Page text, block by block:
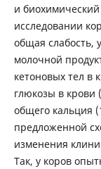
и
исследовании
общая слабость,
молочной
кетоновых тел в
глюкозы в крови
общего кальция
предложенной
изменения
Так, у коров